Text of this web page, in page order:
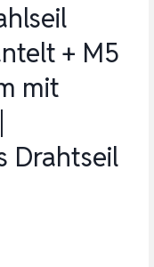
+ M5
mit
Drahtseil